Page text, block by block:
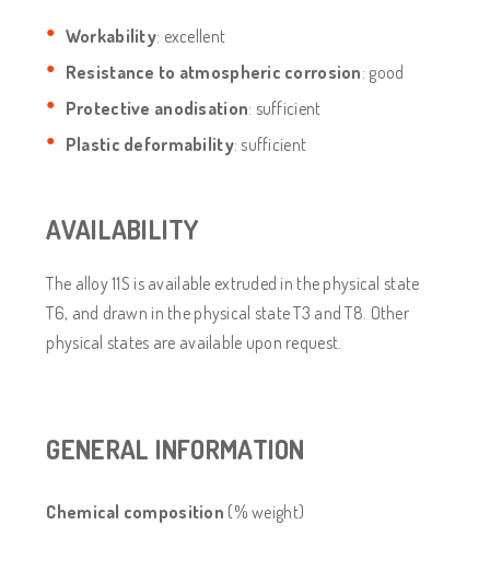
Workability: excellent
Resistance to atmospheric corrosion: good
Protective anodisation: sufficient
Plastic deformability: sufficient
AVAILABILITY
The alloy 11S is available extruded in the physical state
T6, and drawn in the physical state T3 and T8. Other
physical states are available upon request.
GENERAL INFORMATION
Chemical composition (% weight)